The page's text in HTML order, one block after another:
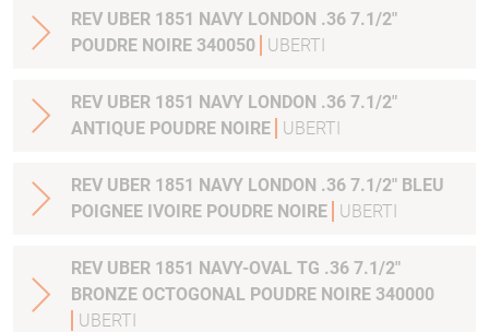
REV UBER 1851 NAVY LONDON .36 7.1/2"
POUDRE NOIRE 340050
UBERTI
REV UBER 1851 NAVY LONDON .36 7.1/2"
ANTIQUE POUDRE NOIRE
UBERTI
REV UBER 1851 NAVY LONDON .36 7.1/2" BLEU
POIGNEE IVOIRE POUDRE NOIRE
UBERTI
REV UBER 1851 NAVY-OVAL TG .36 7.1/2"
BRONZE OCTOGONAL POUDRE NOIRE 340000
UBERTI